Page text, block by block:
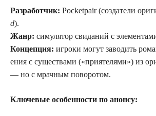
Разработчик: Pocketpair (создатели
d).
Жанр: симулятор свиданий с
Концепция: игроки могут заводить
ения с существами («приятелями») из
— но с мрачным поворотом.
Ключевые особенности по анонсу: